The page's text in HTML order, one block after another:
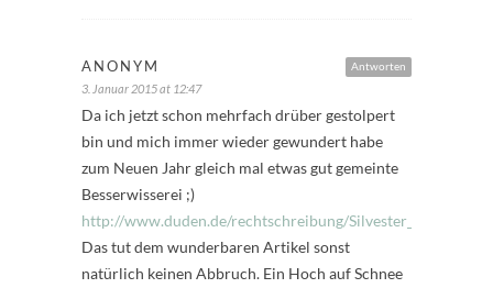
Antworten
ANONYM
3. Januar 2015 at 12:47
Da ich jetzt schon mehrfach drüber gestolpert
bin und mich immer wieder gewundert habe
zum Neuen Jahr gleich mal etwas gut gemeinte
Besserwisserei ;)
http://www.duden.de/rechtschreibung/
Das tut dem wunderbaren Artikel sonst
natürlich keinen Abbruch. Ein Hoch auf Schnee